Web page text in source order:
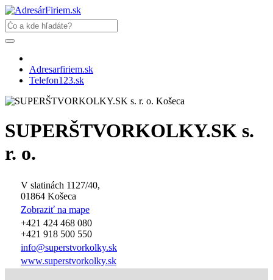
Adresarfiriem.sk
Telefon123.sk
SUPERŠTVORKOLKY.SK s.
r. o.
V slatinách 1127/40,
01864 Košeca
Zobraziť na mape
+421 424 468 080
+421 918 500 550
info@superstvorkolky.sk
www.superstvorkolky.sk